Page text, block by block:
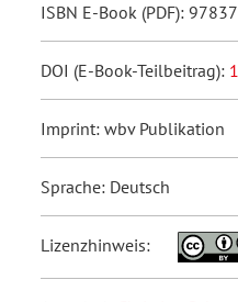
ISBN E-Book (PDF):
DOI (E-Book-Teilbeitrag):
Imprint: wbv Publikation
Sprache: Deutsch
Lizenzhinweis: